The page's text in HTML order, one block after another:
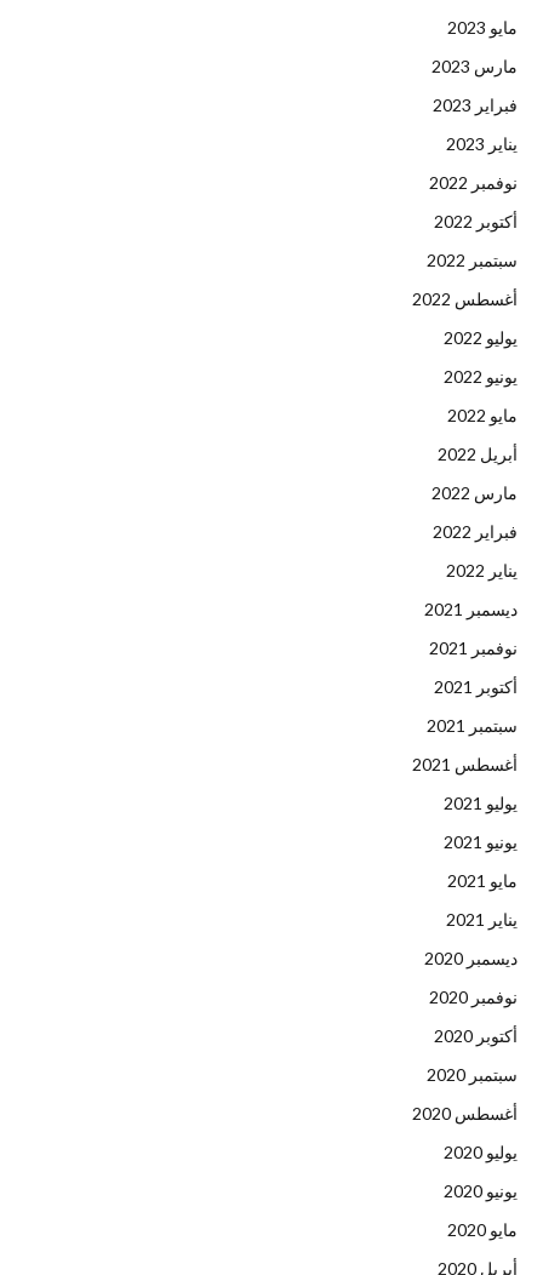
مايو 2023
مارس 2023
فبراير 2023
يناير 2023
نوفمبر 2022
أكتوبر 2022
سبتمبر 2022
أغسطس 2022
يوليو 2022
يونيو 2022
مايو 2022
أبريل 2022
مارس 2022
فبراير 2022
يناير 2022
ديسمبر 2021
نوفمبر 2021
أكتوبر 2021
سبتمبر 2021
أغسطس 2021
يوليو 2021
يونيو 2021
مايو 2021
يناير 2021
ديسمبر 2020
نوفمبر 2020
أكتوبر 2020
سبتمبر 2020
أغسطس 2020
يوليو 2020
يونيو 2020
مايو 2020
أبريل 2020